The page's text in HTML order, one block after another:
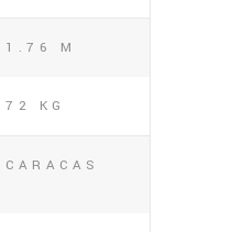
1.76 M
72 KG
CARACAS